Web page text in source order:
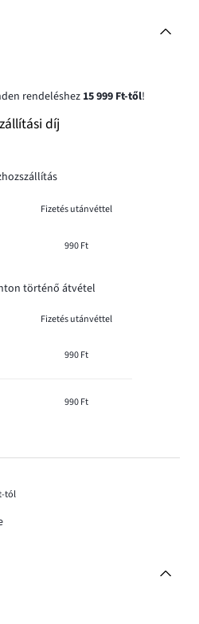
rendeléshez 15 999 Ft-től!
díj
Fizetés utánvéttel
990 Ft
történő átvétel
Fizetés utánvéttel
990 Ft
990 Ft
tól